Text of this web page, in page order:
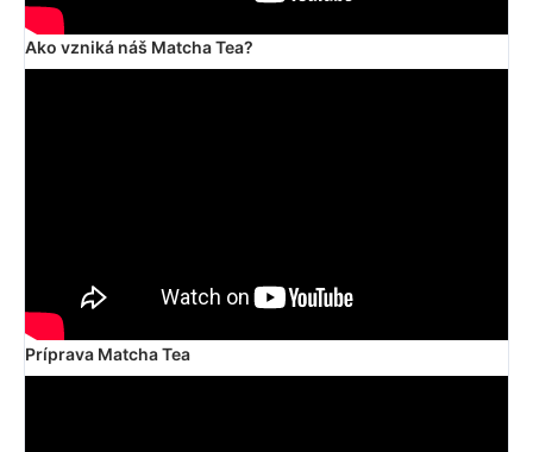
Ako vzniká náš Matcha Tea?
Príprava Matcha Tea